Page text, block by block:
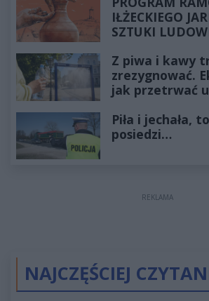
IŁŻECKIEGO
SZTUKI
Z piwa i kawy
zrezygnować.
jak przetrwać
Piła i jechała,
posiedzi…
REKLAMA
NAJCZĘŚCIEJ